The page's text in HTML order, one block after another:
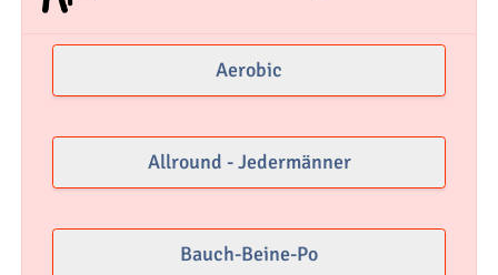
Aerobic
Allround - Jedermänner
Bauch-Beine-Po